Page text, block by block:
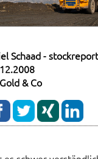
Schaad -
Gold & Co